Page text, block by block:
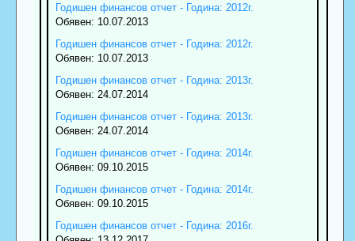
Годишен финансов отчет - Година: 2012г.
Обявен: 10.07.2013
Годишен финансов отчет - Година: 2012г.
Обявен: 10.07.2013
Годишен финансов отчет - Година: 2013г.
Обявен: 24.07.2014
Годишен финансов отчет - Година: 2013г.
Обявен: 24.07.2014
Годишен финансов отчет - Година: 2014г.
Обявен: 09.10.2015
Годишен финансов отчет - Година: 2014г.
Обявен: 09.10.2015
Годишен финансов отчет - Година: 2016г.